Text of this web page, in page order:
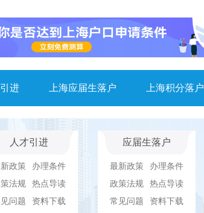
进 上海应届生落户 上海积分落户
人才引进
政策
办理条件
法规
热点导读
问题
资料下载
应届生落户
最新政策
办理条件
政策法规
热点导读
常见问题
资料下载